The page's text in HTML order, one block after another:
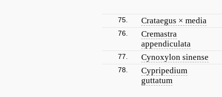
75. Crataegus × media
76.
Cremastra
appendiculata
77. Cynoxylon sinense
78.
Cypripedium
guttatum